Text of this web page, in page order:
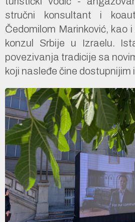
stručni konsultant i
Čedomilom Marinković, kao
konzul Srbije u Izraelu.
povezivanja tradicije sa
koji nasleđe čine dostupnijim